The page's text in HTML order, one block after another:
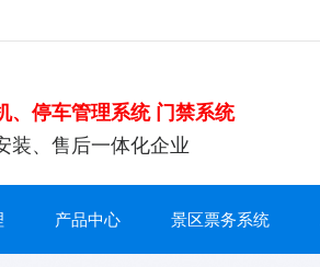
、停车管理系统 门禁系统
装、售后一体化企业
产品中心 景区票务系统